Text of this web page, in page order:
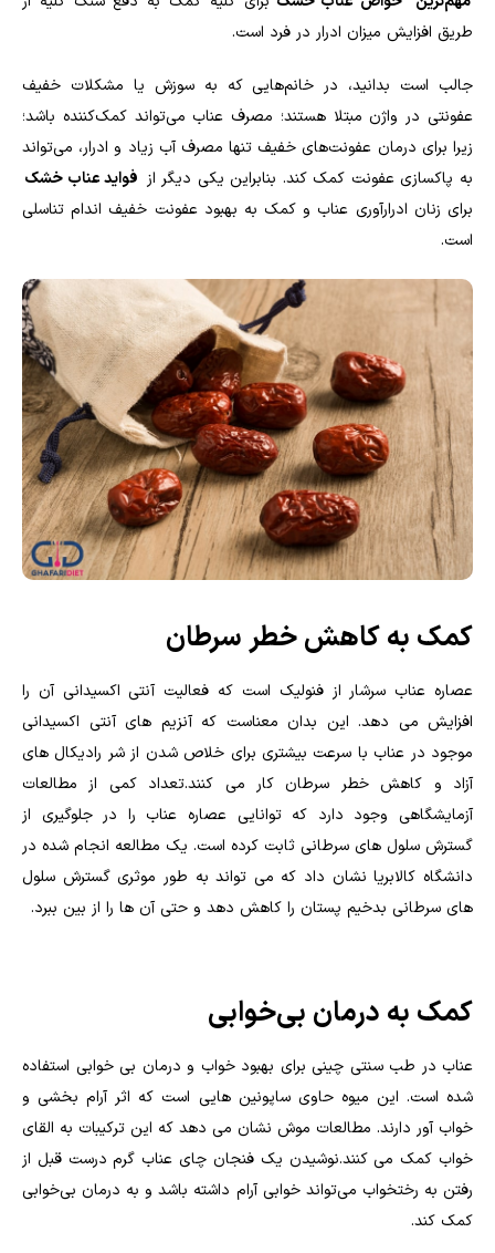
طریق افزایش میزان ادرار در فرد است.
جالب است بدانید، در خانم‌هایی که به سوزش یا مشکلات خفیف
عفونتی در واژن مبتلا هستند؛ مصرف عناب می‌تواند کمک‌کننده باشد؛
زیرا برای درمان عفونت‌های خفیف تنها مصرف آب زیاد و ادرار، می‌تواند
به پاکسازی عفونت کمک کند. بنابراین یکی دیگر از فواید عناب خشک
برای زنان ادرارآوری عناب و کمک به بهبود عفونت خفیف اندام تناسلی
است.
کمک به کاهش خطر سرطان
عصاره عناب سرشار از فنولیک است که فعالیت آنتی اکسیدانی آن را
افزایش می دهد. این بدان معناست که آنزیم های آنتی اکسیدانی
موجود در عناب با سرعت بیشتری برای خلاص شدن از شر رادیکال های
آزاد و کاهش خطر سرطان کار می کنند.تعداد کمی از مطالعات
آزمایشگاهی وجود دارد که توانایی عصاره عناب را در جلوگیری از
گسترش سلول های سرطانی ثابت کرده است. یک مطالعه انجام شده در
دانشگاه کالابریا نشان داد که می تواند به طور موثری گسترش سلول
های سرطانی بدخیم پستان را کاهش دهد و حتی آن ها را از بین ببرد.
کمک به درمان بی‌خوابی
عناب در طب سنتی چینی برای بهبود خواب و درمان بی خوابی استفاده
شده است. این میوه حاوی ساپونین هایی است که اثر آرام بخشی و
خواب آور دارند. مطالعات موش نشان می دهد که این ترکیبات به القای
خواب کمک می کنند.نوشیدن یک فنجان چای عناب گرم درست قبل از
رفتن به رختخواب می‌تواند خوابی آرام داشته باشد و به درمان بی‌خوابی
کمک کند.